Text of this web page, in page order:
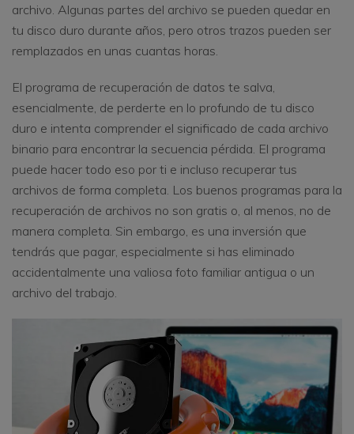
archivo. Algunas partes del archivo se pueden quedar en
tu disco duro durante años, pero otros trazos pueden ser
remplazados en unas cuantas horas.
El programa de recuperación de datos te salva,
esencialmente, de perderte en lo profundo de tu disco
duro e intenta comprender el significado de cada archivo
binario para encontrar la secuencia pérdida. El programa
puede hacer todo eso por ti e incluso recuperar tus
archivos de forma completa. Los buenos programas para la
recuperación de archivos no son gratis o, al menos, no de
manera completa. Sin embargo, es una inversión que
tendrás que pagar, especialmente si has eliminado
accidentalmente una valiosa foto familiar antigua o un
archivo del trabajo.